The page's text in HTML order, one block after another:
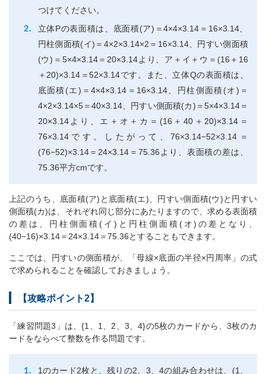
つけてください。
立体Pの表面積は、底面積(ア)＝4×4×3.14＝16×3.14、
円柱側面積(イ)＝4×2×3.14×2＝16×3.14、円すい側面積
(ウ)＝5×4×3.14＝20×3.14より、ア＋イ＋ウ＝(16＋16
＋20)×3.14＝52×3.14です。また、立体Qの表面積は、
底面積(エ)＝4×4×3.14＝16×3.14、円柱側面積(オ)＝
4×2×3.14×5＝40×3.14、円すい側面積(カ)＝5×4×3.14＝
20×3.14より、エ＋オ＋カ＝(16＋40＋20)×3.14＝
76×3.14です。したがって、76×3.14−52×3.14＝
(76−52)×3.14＝24×3.14＝75.36より、表面積の差は、
75.36平方cmです。
上記のうち、底面積(ア)と底面積(エ)、円すい側面積(ウ)と円すい
側面積(カ)は、それぞれ同じ部分にあたりますので、求める表面積
の差は、円柱側面積(イ)と円柱側面積(オ)の差となり、
(40−16)×3.14＝24×3.14＝75.36とすることもできます。
ここでは、円すいの側面積が、「母線×底面の半径×円周率」の式
で求められることを確認しておきましょう。
【攻略ポイント2】
「練習問題3」は、{1、1、2、3、4}の5枚のカードから、3枚のカ
ードをならべて整数を作る問題です。
1のカード2枚と、残りの2、3、4の組み合わせは、(1、